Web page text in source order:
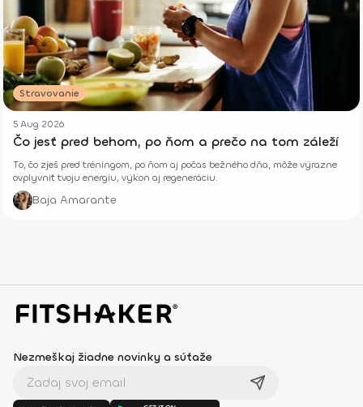
Stravovanie
5 Aug 2026
Čo jesť pred behom, po ňom a prečo na tom záleží
To, čo zješ pred tréningom, po ňom aj počas bežného dňa, môže výrazne
ovplyvniť tvoju energiu, výkon aj regeneráciu.
Baja Amarante
Nezmeškaj žiadne novinky a súťaže